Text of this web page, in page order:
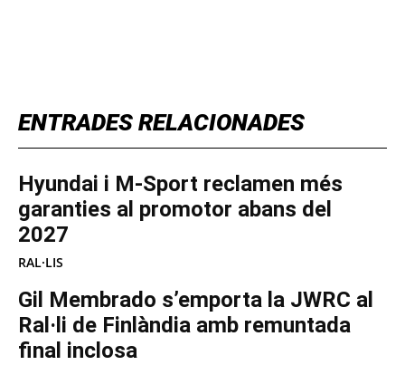
ENTRADES RELACIONADES
Hyundai i M-Sport reclamen més
garanties al promotor abans del
2027
RAL·LIS
Gil Membrado s’emporta la JWRC al
Ral·li de Finlàndia amb remuntada
final inclosa